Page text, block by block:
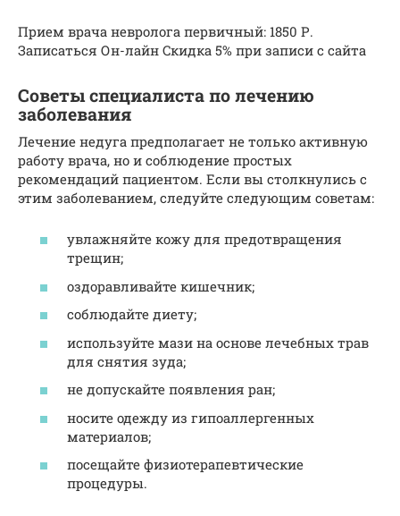
Прием врача невролога первичный: 1850 Р.
Записаться Он-лайн Cкидка 5% при записи с сайта
Советы специалиста по лечению
заболевания
Лечение недуга предполагает не только активную
работу врача, но и соблюдение простых
рекомендаций пациентом. Если вы столкнулись с
этим заболеванием, следуйте следующим советам:
увлажняйте кожу для предотвращения
трещин;
оздоравливайте кишечник;
соблюдайте диету;
используйте мази на основе лечебных трав
для снятия зуда;
не допускайте появления ран;
носите одежду из гипоаллергенных
материалов;
посещайте физиотерапевтические
процедуры.